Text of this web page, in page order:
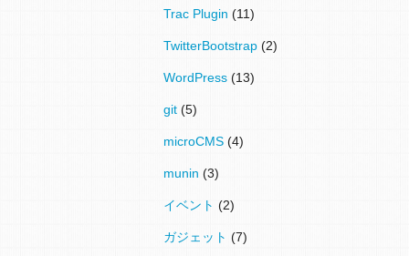
Trac Plugin(11)
TwitterBootstrap(2)
WordPress(13)
git(5)
microCMS(4)
munin(3)
イベント(2)
ガジェット(7)